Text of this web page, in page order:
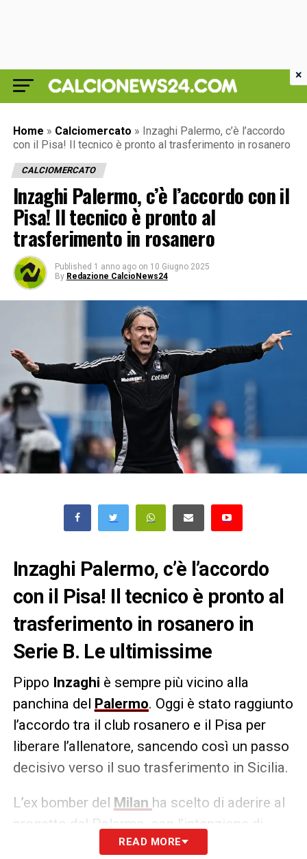
Home » Calciomercato » Inzaghi Palermo, c’è l’accordo
con il Pisa! Il tecnico è pronto al trasferimento in rosanero
CALCIOMERCATO
Inzaghi Palermo, c’è l’accordo con il
Pisa! Il tecnico è pronto al
trasferimento in rosanero
Published 1 anno ago on 10 Giugno 2025
By Redazione CalcioNews24
Inzaghi Palermo, c’è l’accordo
con il Pisa! Il tecnico è pronto al
trasferimento in rosanero in
Serie B. Le ultimissime
Pippo Inzaghi è sempre più vicino alla
panchina del Palermo. Oggi è stato raggiunto
l’accordo tra il club rosanero e il Pisa per
liberare l’allenatore, sancendo così un passo
decisivo verso il suo trasferimento in Sicilia.
L’ex bomber del Milan ha scelto di aderire al
progetto del Palermo, con l’intenzione di
chiudere ufficialmente il suo rapporto con il
READ MORE
×